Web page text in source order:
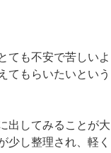
ても不安で苦しいよ
てもらいたいという
出してみることが大
少し整理され、軽く